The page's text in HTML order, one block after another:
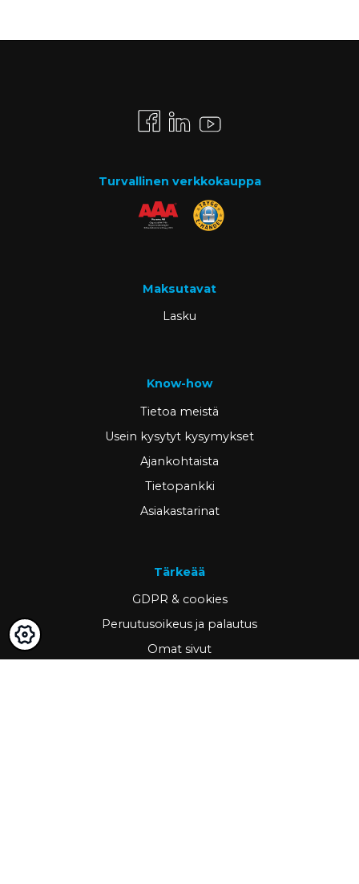
Turvallinen verkkokauppa
Maksutavat
Lasku
Know-how
Tietoa meistä
Usein kysytyt kysymykset
Ajankohtaista
Tietopankki
Asiakastarinat
Tärkeää
GDPR & cookies
Peruutusoikeus ja palautus
Omat sivut